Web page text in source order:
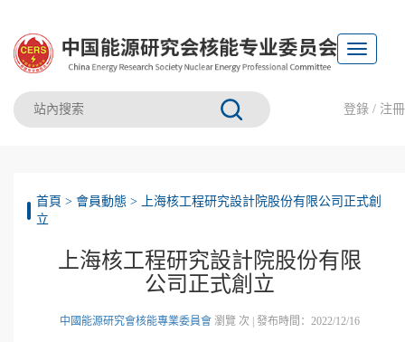
Toggle
navigation
登錄/ 注冊
首頁 > 會員動態 >
上海核工程研究設計院股份有限公司正式創
立
上海核工程研究設計院股份有限
公司正式創立
中國能源研究會核能專業委員會瀏覽 次 | 發布時間：2022/12/16